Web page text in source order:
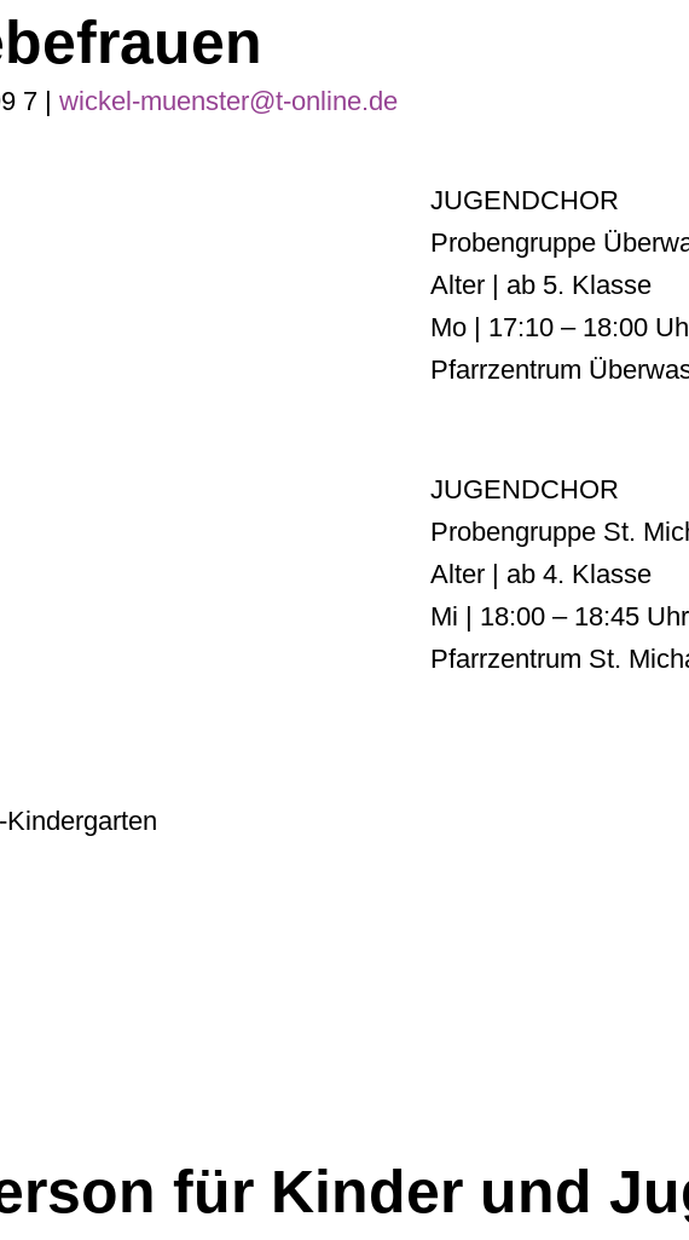
7 | wickel-muenster@t-online.de
JUGENDCHOR
Probengruppe
Alter | ab 5. Klasse
Mo | 17:10 – 18:00
Pfarrzentrum
JUGENDCHOR
Probengruppe St.
Alter | ab 4. Klasse
Mi | 18:00 – 18:45 Uhr
Pfarrzentrum St.
für Kinder und